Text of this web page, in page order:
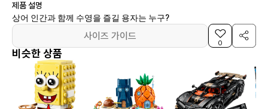
제품 설명
상어 인간과 함께 수영을 즐길 용자는 누구?
사이즈 가이드
0
비슷한 상품